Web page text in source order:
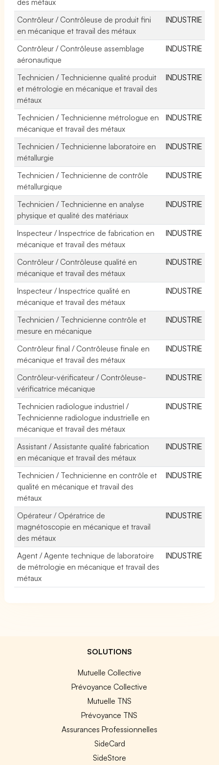
Contrôleur / Contrôleuse de produit fini
en mécanique et travail des métaux
INDUSTRIE
Contrôleur / Contrôleuse assemblage
aéronautique
INDUSTRIE
Technicien / Technicienne qualité produit
et métrologie en mécanique et travail des
métaux
INDUSTRIE
Technicien / Technicienne métrologue en
mécanique et travail des métaux
INDUSTRIE
Technicien / Technicienne laboratoire en
métallurgie
INDUSTRIE
Technicien / Technicienne de contrôle
métallurgique
INDUSTRIE
Technicien / Technicienne en analyse
physique et qualité des matériaux
INDUSTRIE
Inspecteur / Inspectrice de fabrication en
mécanique et travail des métaux
INDUSTRIE
Contrôleur / Contrôleuse qualité en
mécanique et travail des métaux
INDUSTRIE
Inspecteur / Inspectrice qualité en
mécanique et travail des métaux
INDUSTRIE
Technicien / Technicienne contrôle et
mesure en mécanique
INDUSTRIE
Contrôleur final / Contrôleuse finale en
mécanique et travail des métaux
INDUSTRIE
Contrôleur-vérificateur / Contrôleuse-
vérificatrice mécanique
INDUSTRIE
Technicien radiologue industriel /
Technicienne radiologue industrielle en
mécanique et travail des métaux
INDUSTRIE
Assistant / Assistante qualité fabrication
en mécanique et travail des métaux
INDUSTRIE
Technicien / Technicienne en contrôle et
qualité en mécanique et travail des
métaux
INDUSTRIE
Opérateur / Opératrice de
magnétoscopie en mécanique et travail
des métaux
INDUSTRIE
Agent / Agente technique de laboratoire
de métrologie en mécanique et travail des
métaux
INDUSTRIE
SOLUTIONS
Mutuelle Collective
Prévoyance Collective
Mutuelle TNS
Prévoyance TNS
Assurances Professionnelles
SideCard
SideStore